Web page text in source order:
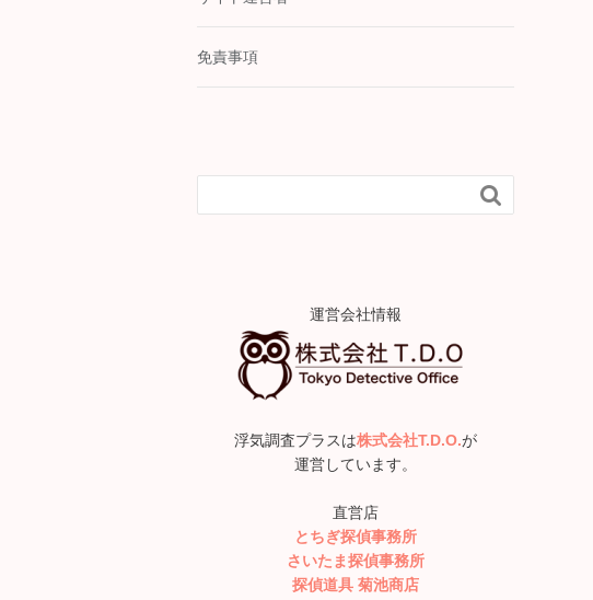
免責事項

運営会社情報
浮気調査プラスは株式会社T.D.O.が
運営しています。
直営店
とちぎ探偵事務所
さいたま探偵事務所
探偵道具 菊池商店